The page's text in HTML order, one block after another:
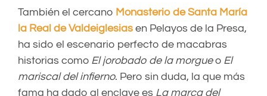
También el cercano Monasterio de Santa María
la Real de Valdeiglesias en Pelayos de la Presa,
ha sido el escenario perfecto de macabras
historias como El jorobado de la morgueo El
mariscal del infierno. Pero sin duda, la que más
fama ha dado al enclave es La marca del